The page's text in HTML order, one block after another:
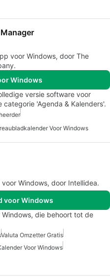
voor Windows, door The
Windows
versie software voor
'Agenda & Kalenders'.
Voor Windows
Windows, door Intellidea.
voor Windows
die behoort tot de
Valuta Omzetter Gratis
Voor Windows